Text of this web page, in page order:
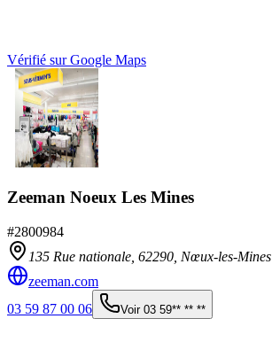
Vérifié sur Google Maps
Zeeman Noeux Les Mines
#2800984
135 Rue nationale, 62290 Nœux-les-Mines
zeeman.com
03 59 87 00 06
Voir 03 59** ** **